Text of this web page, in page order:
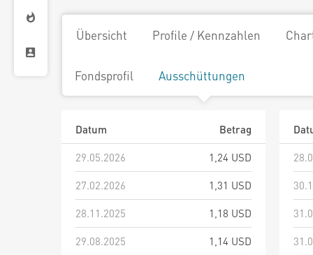
Übersicht Profile / Kennzahlen
Fondsprofil Ausschüttungen
Datum
Betrag
29.05.2026
1,24 USD
27.02.2026
1,31 USD
28.11.2025
1,18 USD
29.08.2025
1,14 USD